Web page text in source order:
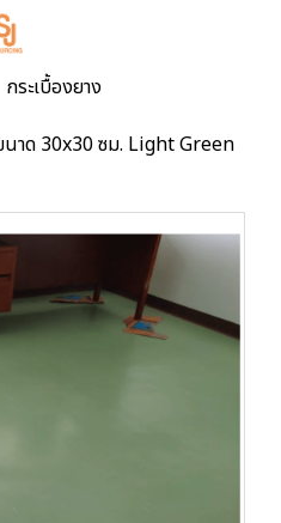
กระเบื้องยาง
นาด 30x30 ซม. Light Green